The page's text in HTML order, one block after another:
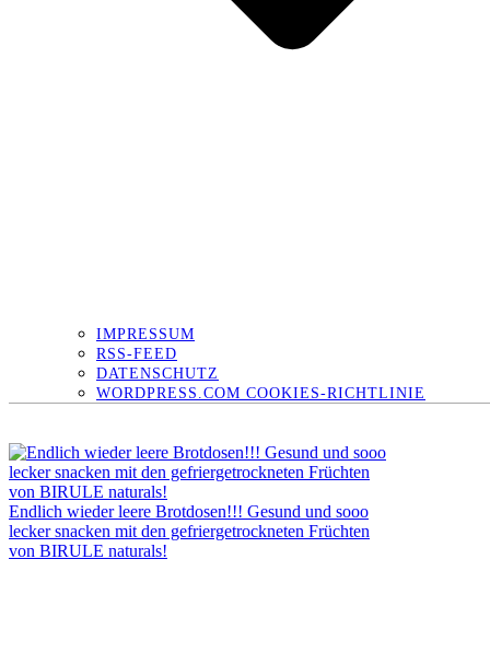
IMPRESSUM
RSS-FEED
DATENSCHUTZ
WORDPRESS.COM COOKIES-RICHTLINIE
Endlich wieder leere Brotdosen!!! Gesund und sooo
lecker snacken mit den gefriergetrockneten Früchten
von BIRULE naturals!